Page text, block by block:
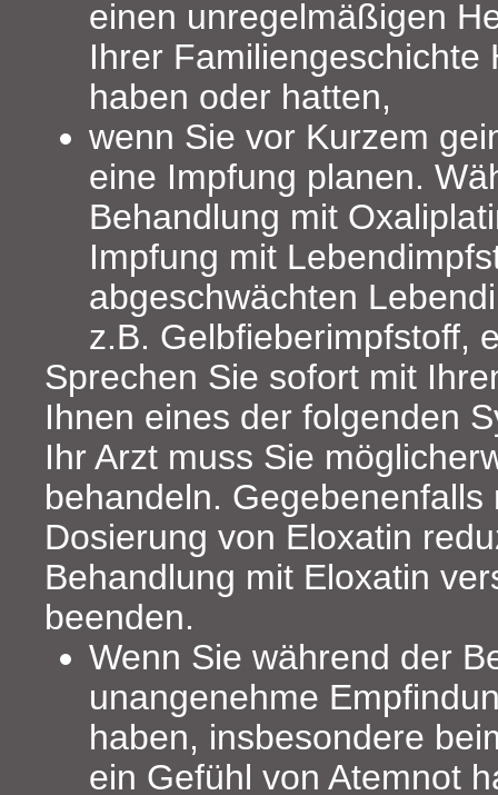
einen unregelmäßigen
Ihrer Familiengeschichte
haben oder hatten,
wenn Sie vor Kurzem
eine Impfung planen.
Behandlung mit
Impfung mit
abgeschwächten
z.B. Gelbfieberimpfstoff,
Sprechen Sie sofort mit
Ihnen eines der folgenden
Ihr Arzt muss Sie
behandeln. Gegebenenfalls
Dosierung von Eloxatin
Behandlung mit Eloxatin
beenden.
Wenn Sie während der
unangenehme
haben, insbesondere
ein Gefühl von Atemnot